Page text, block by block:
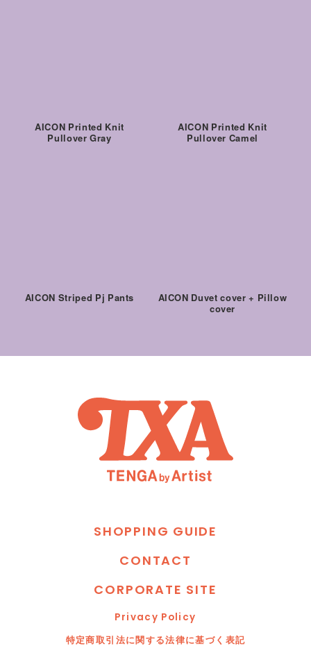
AICON Printed Knit
Pullover Gray
AICON Printed Knit
Pullover Camel
AICON Striped Pj Pants
AICON Duvet cover + Pillow
cover
SHOPPING GUIDE
CONTACT
CORPORATE SITE
Privacy Poli cy
特定商取引 法に関する法律に基づく 表記